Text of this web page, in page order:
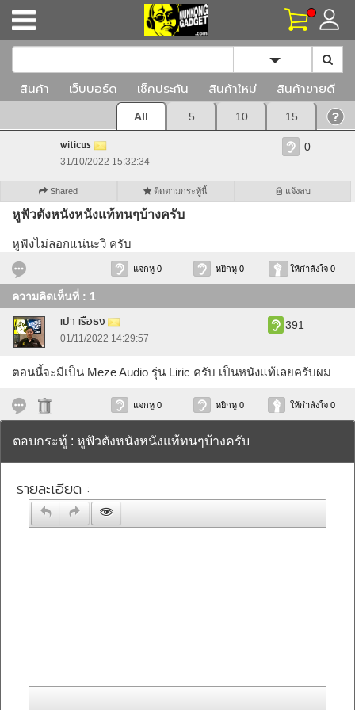
Toggle
สินค้า เว็บบอร์ด เช็คประกัน สินค้าใหม่ สินค้าขายดี
All 5 10 15
witicus
31/10/2022 15:32:34
0
Shared ติดตามกระทู้นี้ แจ้งลบ
หูฟัวตังหนังหนังแท้ทนๆบ้างครับ
หูฟังไม่ลอกแน่นะวิ ครับ
แจกหู 0 หยิกหู 0 ให้กำลังใจ 0
ความคิดเห็นที่ : 1
เปา เรือธง
01/11/2022 14:29:57
391
ตอนนี้จะมีเป็น Meze Audio รุ่น Liric ครับ เป็นหนังแท้เลยครับผม
แจกหู 0 หยิกหู 0 ให้กำลังใจ 0
ตอบกระทู้ : หูฟัวตังหนังหนังแท้ทนๆบ้างครับ
รายละเอียด :